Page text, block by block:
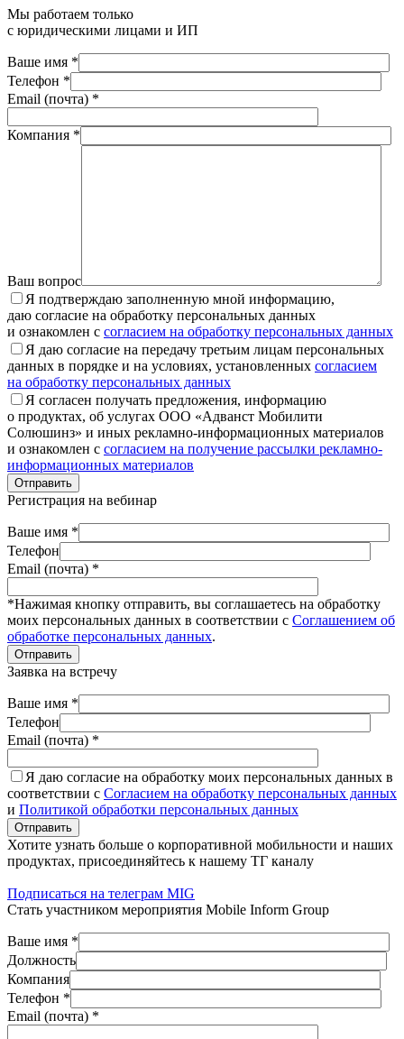
Мы работаем только
с юридическими лицами и ИП
Ваше имя *
Телефон *
Email (почта) *
Компания *
Ваш вопрос
Я подтверждаю заполненную мной информацию,
даю согласие на обработку персональных данных
и ознакомлен с согласием на обработку персональных данных
Я даю согласие на передачу третьим лицам персональных
данных в порядке и на условиях, установленных согласием
на обработку персональных данных
Я согласен получать предложения, информацию
о продуктах, об услугах ООО «Адванст Мобилити
Солюшинз» и иных рекламно-информационных материалов
и ознакомлен с согласием на получение рассылки рекламно-
информационных материалов
Отправить
Регистрация на вебинар
Ваше имя *
Телефон
Email (почта) *
*Нажимая кнопку отправить, вы соглашаетесь на обработку
моих персональных данных в соответствии с Соглашением об
обработке персональных данных.
Отправить
Заявка на встречу
Ваше имя *
Телефон
Email (почта) *
Я даю согласие на обработку моих персональных данных в
соответствии с Согласием на обработку персональных данных
и Политикой обработки персональных данных
Отправить
Хотите узнать больше о корпоративной мобильности и наших
продуктах, присоединяйтесь к нашему ТГ каналу
Подписаться на телеграм MIG
Стать участником мероприятия Mobile Inform Group
Ваше имя *
Должность
Компания
Телефон *
Email (почта) *